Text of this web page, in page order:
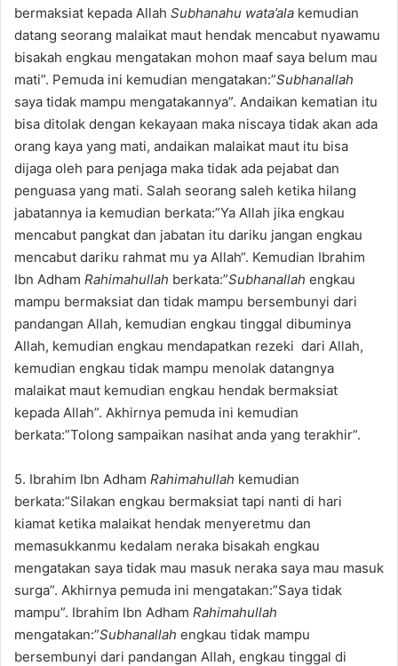
bermaksiat kepada Allah Subhanahu wata’ala kemudian
datang seorang malaikat maut hendak mencabut nyawamu
bisakah engkau mengatakan mohon maaf saya belum mau
mati”. Pemuda ini kemudian mengatakan:”Subhanallah
saya tidak mampu mengatakannya”. Andaikan kematian itu
bisa ditolak dengan kekayaan maka niscaya tidak akan ada
orang kaya yang mati, andaikan malaikat maut itu bisa
dijaga oleh para penjaga maka tidak ada pejabat dan
penguasa yang mati. Salah seorang saleh ketika hilang
jabatannya ia kemudian berkata:”Ya Allah jika engkau
mencabut pangkat dan jabatan itu dariku jangan engkau
mencabut dariku rahmat mu ya Allah“. Kemudian Ibrahim
Ibn Adham Rahimahullah berkata:”Subhanallah engkau
mampu bermaksiat dan tidak mampu bersembunyi dari
pandangan Allah, kemudian engkau tinggal dibuminya
Allah, kemudian engkau mendapatkan rezeki dari Allah,
kemudian engkau tidak mampu menolak datangnya
malaikat maut kemudian engkau hendak bermaksiat
kepada Allah”. Akhirnya pemuda ini kemudian
berkata:”Tolong sampaikan nasihat anda yang terakhir”.
5. Ibrahim Ibn Adham Rahimahullah kemudian
berkata:”Silakan engkau bermaksiat tapi nanti di hari
kiamat ketika malaikat hendak menyeretmu dan
memasukkanmu kedalam neraka bisakah engkau
mengatakan saya tidak mau masuk neraka saya mau masuk
surga”. Akhirnya pemuda ini mengatakan:”Saya tidak
mampu”. Ibrahim Ibn Adham Rahimahullah
mengatakan:”Subhanallah engkau tidak mampu
bersembunyi dari pandangan Allah, engkau tinggal di